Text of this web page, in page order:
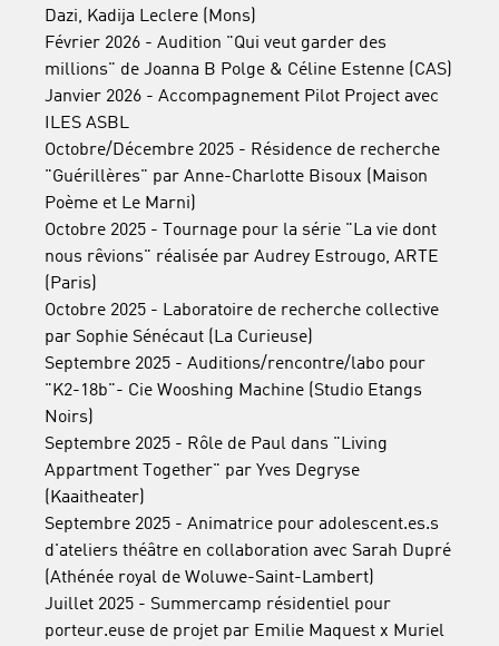
Dazi, Kadija Leclere (Mons)
Février 2026 - Audition "Qui veut garder des
millions" de Joanna B Polge & Céline Estenne (CAS)
Janvier 2026 - Accompagnement Pilot Project avec
ILES ASBL
Octobre/Décembre 2025 - Résidence de recherche
"Guérillères" par Anne-Charlotte Bisoux (Maison
Poème et Le Marni)
Octobre 2025 - Tournage pour la série "La vie dont
nous rêvions" réalisée par Audrey Estrougo, ARTE
(Paris)
Octobre 2025 - Laboratoire de recherche collective
par Sophie Sénécaut (La Curieuse)
Septembre 2025 - Auditions/rencontre/labo pour
"K2-18b"- Cie Wooshing Machine (Studio Etangs
Noirs)
Septembre 2025 - Rôle de Paul dans "Living
Appartment Together" par Yves Degryse
(Kaaitheater)
Septembre 2025 - Animatrice pour adolescent.es.s
d'ateliers théâtre en collaboration avec Sarah Dupré
(Athénée royal de Woluwe-Saint-Lambert)
Juillet 2025 - Summercamp résidentiel pour
porteur.euse de projet par Emilie Maquest x Muriel